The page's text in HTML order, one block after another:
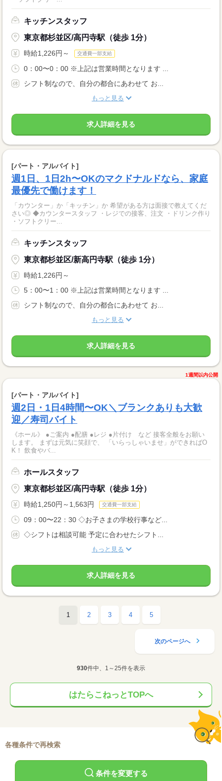
キッチンスタッフ
東京都杉並区/高円寺駅（徒歩 1分）
時給1,226円～ 交通費一部支給
0：00〜0：00 ※上記は営業時間となります ...
シフト制なので、自分の都合にあわせて お...
もっと見る
求人詳細を見る
[パート・アルバイト]
週1日、1日2h〜OKのマクドナルドなら、家庭
最優先で働けます！
「カウンター」か「キッチン」か 希望がある方は面接で教えてくだ
さい◎ ◆カウンタースタッフ ・レジでの接客、注文 ・ドリンク作り
・ソフトクリー...
キッチンスタッフ
東京都杉並区/新高円寺駅（徒歩 1分）
時給1,226円～
5：00〜1：00 ※上記は営業時間となります ...
シフト制なので、自分の都合にあわせて お...
もっと見る
求人詳細を見る
1週間以内公開
[パート・アルバイト]
週2日・1日4時間〜OK＼ブランクありも大歓
迎／寿司バイト
《ホール》 ●ご案内 ●配膳 ●レジ ●片付け など 接客全般をお願い
します。 まずは元気に笑顔で、 「いらっしゃいませ」ができればO
K！ 飲食やバ...
ホールスタッフ
東京都杉並区/高円寺駅（徒歩 1分）
時給1,250円～1,563円 交通費一部支給
09：00〜22：30 ◇お子さまの学校行事など...
◇シフトは相談可能 予定に合わせたシフト...
もっと見る
求人詳細を見る
1 2 3 4 5
次のページへ
930件中、1～25件を表示
はたらこねっとTOPへ
各種条件で再検索
条件を変更する